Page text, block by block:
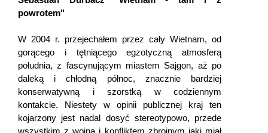
powrotem"
W 2004 r. przejechałem przez cały Wietnam, od
gorącego i tętniącego egzotyczną atmosferą
południa, z fascynującym miastem Sajgon, aż po
daleką i chłodną północ, znacznie bardziej
konserwatywną i szorstką w codziennym
kontakcie. Niestety w opinii publicznej kraj ten
kojarzony jest nadal dosyć stereotypowo, przede